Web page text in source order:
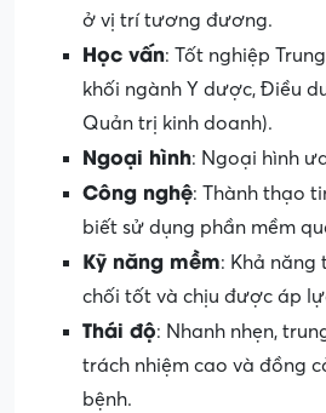
ở vị trí tương đương.
Học vấn: Tốt nghiệp
khối ngành Y dược, Điều
Quản trị kinh doanh).
Ngoại hình: Ngoại hình
Công nghệ: Thành thạo
biết sử dụng phần mềm
Kỹ năng mềm: Khả năng
chối tốt và chịu được áp
Thái độ: Nhanh nhẹn,
trách nhiệm cao và đồng
bệnh.